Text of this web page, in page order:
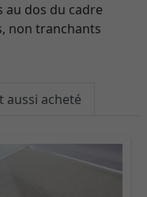
au dos du cadre
non tranchants
aussi acheté